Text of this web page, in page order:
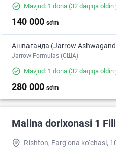
Mavjud: 1 dona (32 daqiqa oldin
140 000 so'm
Ашваганда (Jarrow
Jarrow Formulas (США)
Mavjud: 1 dona (32 daqiqa oldin
280 000 so'm
Malina dorixonasi 1
Rishton, Farg‘ona ko‘chasi,